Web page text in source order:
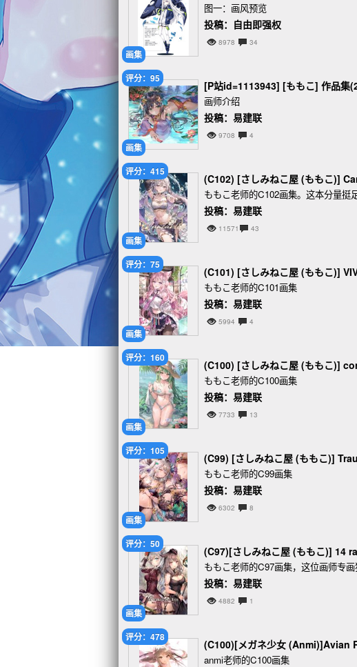
画集
图一：画风预览
投稿：自由即强权
8978 34
画集
评分：95
[P站id=1113943] [ももこ] 作品集
画师介绍
投稿：易建联
9708 4
画集
评分：415
(C102) [さしみねこ屋 (ももこ)]
ももこ老师的C102画集。这本分量挺
投稿：易建联
11571 43
画集
评分：75
(C101) [さしみねこ屋 (ももこ)]
ももこ老师的C101画集
投稿：易建联
5994 4
画集
评分：160
(C100) [さしみねこ屋 (ももこ)]
ももこ老师的C100画集
投稿：易建联
7733 13
画集
评分：105
(C99) [さしみねこ屋 (ももこ)]
ももこ老师的C99画集
投稿：易建联
6302 8
画集
评分：50
(C97)[さしみねこ屋 (ももこ)] 14
ももこ老师的C97画集，这位画师专
投稿：易建联
4882 1
评分：478
(C100)[メガネ少女 (Anmi)]Avian
anmi老师的C100画集